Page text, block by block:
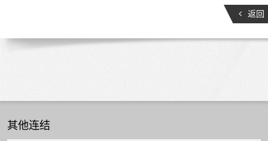
返回
其他连结